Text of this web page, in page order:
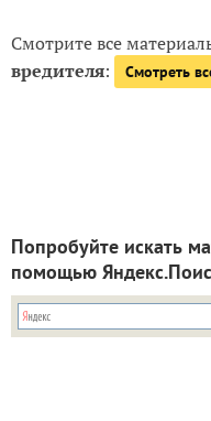
Смотрите все
вредителя: Смотреть
Попробуйте искать
помощью